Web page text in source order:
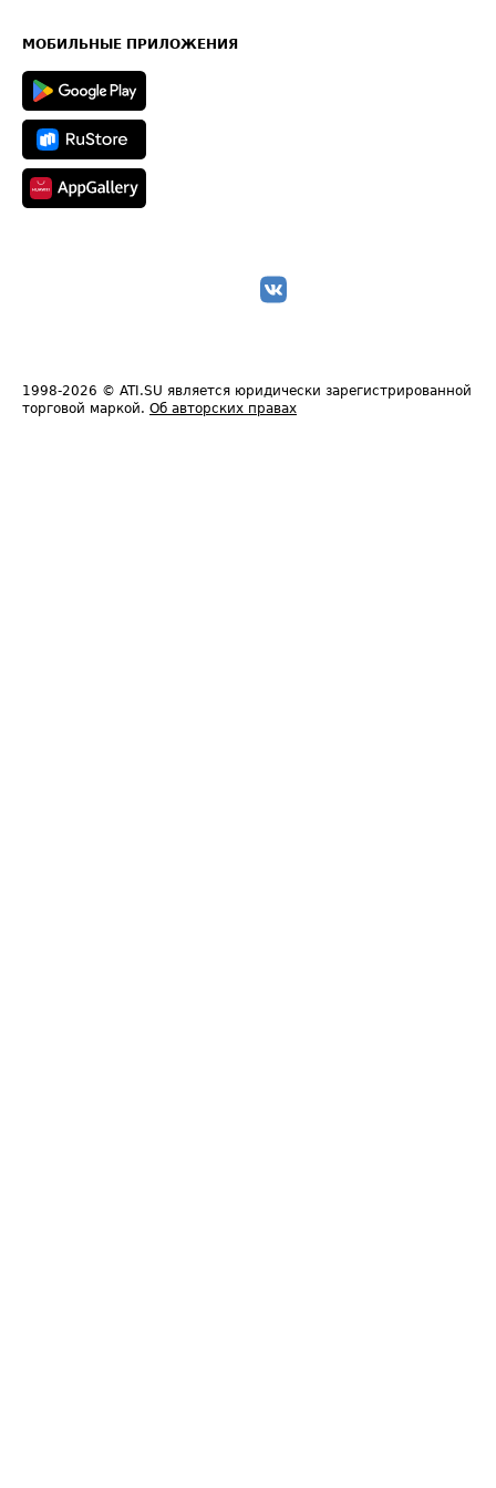
Техническая информация
МОБИЛЬНЫЕ ПРИЛОЖЕНИЯ
1998-2026 © ATI.SU является юридически зарегистрированной
торговой маркой. Об авторских правах